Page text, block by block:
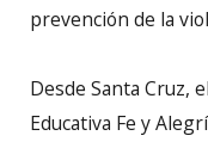
prevención de la
Desde Santa Cruz,
Educativa Fe y